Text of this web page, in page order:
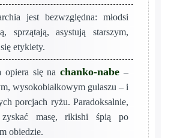
jest bezwzględna: młodsi
sprzątają, asystują starszym,
etykiety.
opiera się nachanko-nabe –
wysokobiałkowym gulaszu – i
porcjach ryżu. Paradoksalnie,
masę, rikishi śpią po
obiedzie.